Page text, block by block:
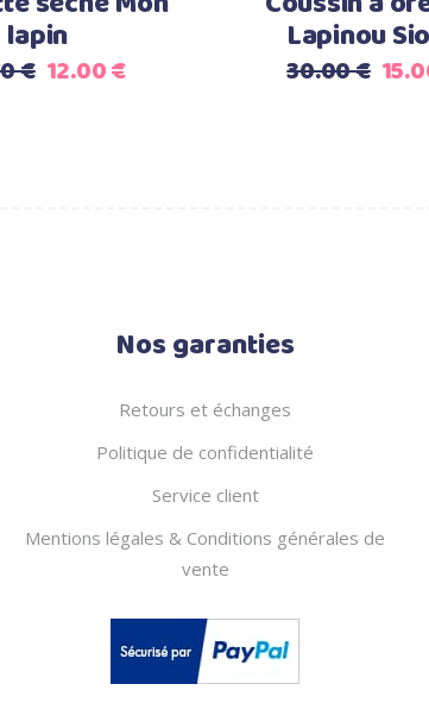
lapin
€ Le
12.00€Le
Lapinou
30.00€ Le
Nos garanties
Retours et échanges
Politique de confidentialité
Service client
Mentions légales & Conditions générales de
vente